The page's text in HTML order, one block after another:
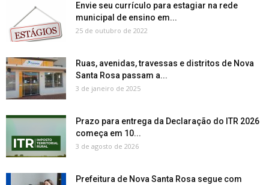
Envie seu currículo para estagiar na rede
municipal de ensino em...
25 de outubro de 2022
Ruas, avenidas, travessas e distritos de Nova
Santa Rosa passam a...
3 de janeiro de 2025
Prazo para entrega da Declaração do ITR 2026
começa em 10...
3 de agosto de 2026
Prefeitura de Nova Santa Rosa segue com